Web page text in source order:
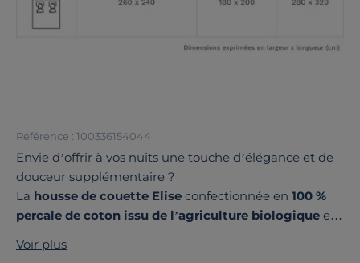
Référence : 100336154044
Envie d’offrir à vos nuits une touche d’élégance et de
douceur supplémentaire ?
La housse de couette Elise confectionnée en 100 %
percale de coton issu de l’agriculture biologique est
Salarge palette de couleurs délicates et ses
Voir plus